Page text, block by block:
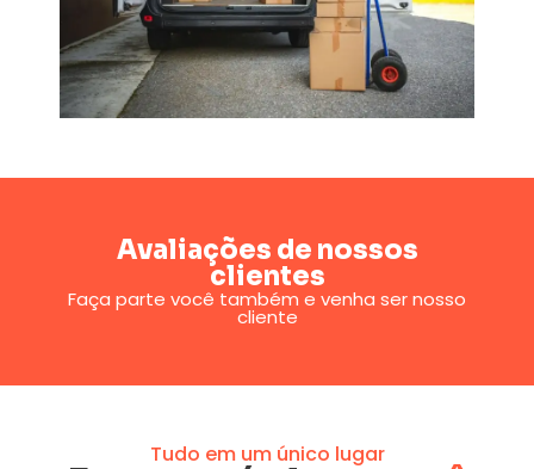
Avaliações de nossos
clientes
Faça parte você também e venha ser nosso
cliente
Tudo em um único lugar